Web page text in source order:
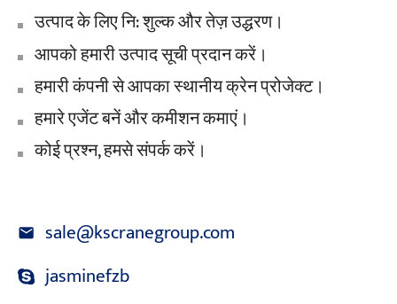
उत्पाद के लिए नि: शुल्क और तेज़ उद्धरण।
आपको हमारी उत्पाद सूची प्रदान करें।
हमारी कंपनी से आपका स्थानीय क्रेन प्रोजेक्ट।
हमारे एजेंट बनें और कमीशन कमाएं।
कोई प्रश्न, हमसे संपर्क करें।
sale@kscranegroup.com
jasminefzb